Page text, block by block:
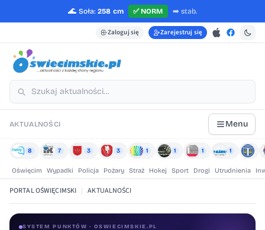
🌊 Soła: 258 cm ✅NORM ➡️ stab.
Zaloguj się Zarejestruj się
AKTUALNOŚCI Menu
8 7 3 3 1 1 1 1
Oświęcim Wypadki Policja Pożary Straż Hokej Sport Drogi Utrudnienia
PORTAL OŚWIĘCIMSKI | AKTUALNOŚCI
SYSTEM PUNKTÓW · OSWIECIMSKIE.PL